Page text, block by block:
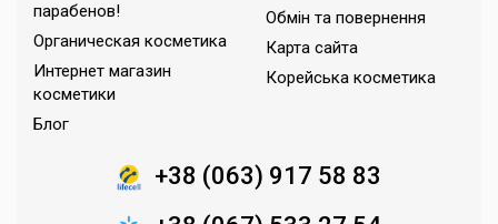
парабенов!
Органическая косметика
Интернет магазин
косметики
Блог
Обмін та повернення
Карта сайта
Корейська косметика
+38 (063) 917 58 83